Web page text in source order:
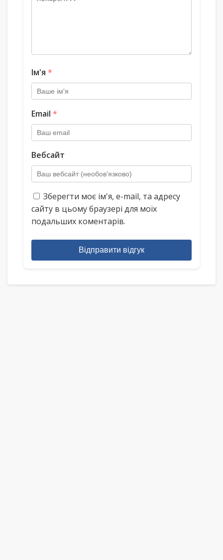
Ім'я *
Email *
Вебсайт
Зберегти моє ім'я, e-mail, та адресу
сайту в цьому браузері для моїх
подальших коментарів.
Відправити відгук